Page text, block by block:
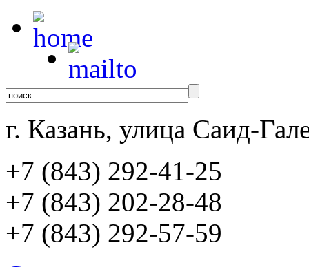
г. Казань, улица Саид-
+7 (843) 292-41-25
+7 (843) 202-28-48
+7 (843) 292-57-59